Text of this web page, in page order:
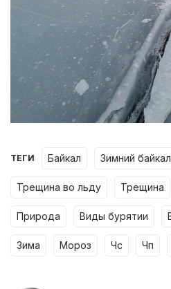
ТЕГИ байкал зимний байкал
трещина во льду трещина
природа виды бурятии
зима мороз чс чп